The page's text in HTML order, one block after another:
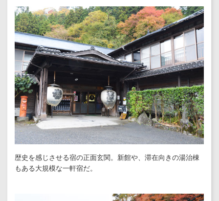
歴史を感じさせる宿の正面玄関。新館や、滞在向きの湯治棟
もある大規模な一軒宿だ。